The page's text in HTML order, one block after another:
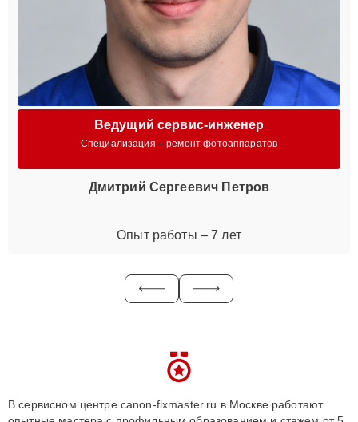
Ведущий сервис-инженер
Специализация – ремонт фотоаппаратов
Дмитрий Сергеевич Петров
Опыт работы – 7 лет
В сервисном центре canon-fixmaster.ru в Москве работают